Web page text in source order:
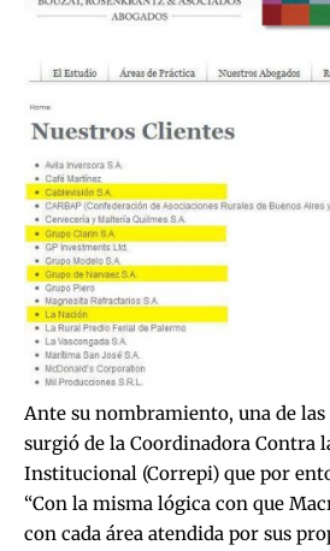
Ante su nombramiento, una de
surgió de la Coordinadora Contra
Institucional (Correpi) que por
“Con la misma lógica con que
con cada área atendida por sus